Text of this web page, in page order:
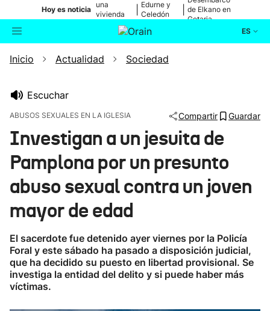
Hoy es noticia
una
vivienda
de Bilbao
Edurne y
Celedón
de Elkano en
Getaria
ES
Buscador Actualidad
Ikusmiran
Eguraldia
Inicio Actualidad Sociedad
Escuchar
ABUSOS SEXUALES EN LA IGLESIA Compartir Guardar
Investigan a un jesuita de
Pamplona por un presunto
abuso sexual contra un joven
mayor de edad
El sacerdote fue detenido ayer viernes por la Policía
Foral y este sábado ha pasado a disposición judicial,
que ha decidido su puesto en libertad provisional. Se
investiga la entidad del delito y si puede haber más
víctimas.